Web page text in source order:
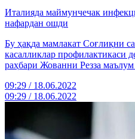
Италияда маймунчечак
нафардан ошди
Бу ҳақда мамлакат Соғлиқни
касалликлар профилактикаси
раҳбари Жованни Резза
09:29 / 18.06.2022
09:29 / 18.06.2022